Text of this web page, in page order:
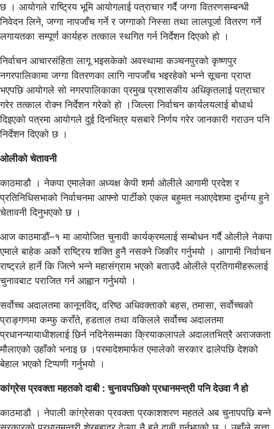
छ । आयोगले राष्ट्रिय भूमि आयोगलाई पत्राचार गर्दै जग्गा वितरणसम्बन्धी
निवेदन लिने, जग्गा नापजाँच गर्ने र जग्गाको निस्सा तथा लालपूर्जा वितरण गर्ने
लगायतका सम्पूर्ण कार्यहरु तत्काल स्थगित गर्न निर्देशन दिएको हो ।
निर्वाचन आचारसंहिता लागू भइसकेको अवस्थामा कञ्चनपुरको कृष्णपुर
नगरपालिकामा जग्गा वितरणका लागि नापजाँच भइरहेको भन्ने सूचना प्राप्त
भएपछि आयोगले सो नगरपालिकाका प्रमुख प्रशासकीय अधिकृतलाई पत्राचार
गरेर तत्काल रोक्न निर्देशन गरेको हो ।जिल्ला निर्वाचन कार्यलयलाई बोधार्थ
दिइएको पत्रमा आयोगले दुई दिनभित्र यसबारे निर्णय गरेर जानकारी गराउन पनि
निर्देशन दिएको छ ।
ओलीको चेतावनी
काठमाडौ । नेकपा एमालेका अध्यक्ष केपी शर्मा ओलीले आगामी प्रदेश र
प्रतिनिधिसभाको निर्वाचनमा आफ्नो पार्टीको एकल बहुमत नआएदेशमा दुर्भाग्य हुने
चेतावनी दिनुभएको छ ।
आज काठमाडौं–१ मा आयोजित चुनावी कार्यक्रमलाई सम्बोधन गर्दै ओलीले नेकपा
एमाले बाहेक अर्को राष्ट्रिय शक्ति हुनै नसक्ने जिकीर गर्नुभयो । आगामी निर्वाचन
राष्ट्रले हार्ने कि जित्ने भन्ने महासंग्राम भएको बताउदै ओलीले प्रतिगामीहरूलाई
चुनावबाट पराजित गर्न आह्वान गर्नुभयो ।
सर्वोच्च अदालतमा कानूनविद्, वरिष्ठ अधिवक्ताको बहस, तमासा, सर्वोच्चको
प्राङ्गणमा कम्फु कराँते, हडताल तथा वकिलले सर्वोच्च अदालतमा
प्रधानन्यायाधीशलाई छिर्न नदिनेसम्मका क्रियाकलापले अदालतभित्रै अराजकता
मौलाएको उहाँको भनाइ छ ।परमादेशमार्फत एमालेको सरकार ढालेपछि देशको
बेहाल भएको टिप्पणी गर्नुभयो ।
कांग्रेस प्रवक्ता महतको दाबी : चुनावपछिको प्रधानमन्त्री पनि देउवा नै हो
काठमाडौ । नेपाली कांग्रेसका प्रवक्ता प्रकाशशरण महतले अब चुनापपछि बन्ने